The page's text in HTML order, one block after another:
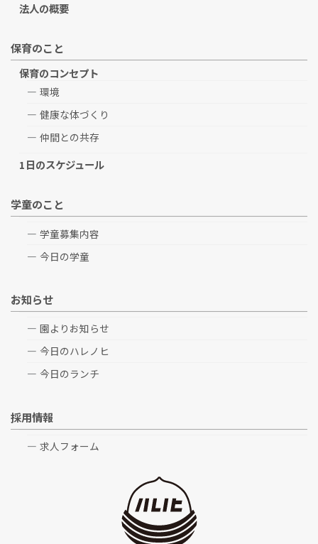
法人の概要
保育のこと
保育のコンセプト
環境
健康な体づくり
仲間との共存
1日のスケジュール
学童のこと
学童募集内容
今日の学童
お知らせ
園よりお知らせ
今日のハレノヒ
今日のランチ
採用情報
求人フォーム